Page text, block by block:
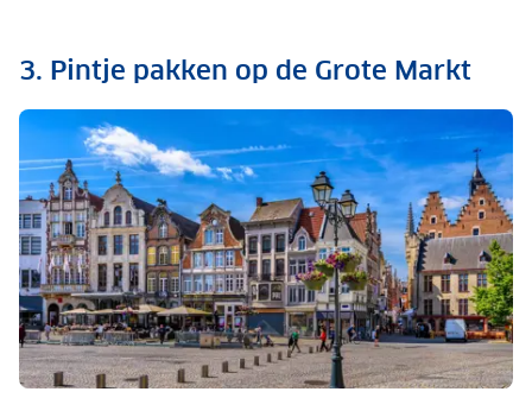
3. Pintje pakken op de Grote Markt